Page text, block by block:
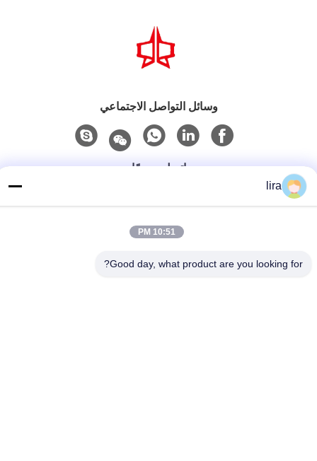
وسائل التواصل الاجتماعي
اتصل سريعًا
الهاتف
sales@gabion.cn
lira
10:51 PM
Good day, what product are you looking for?